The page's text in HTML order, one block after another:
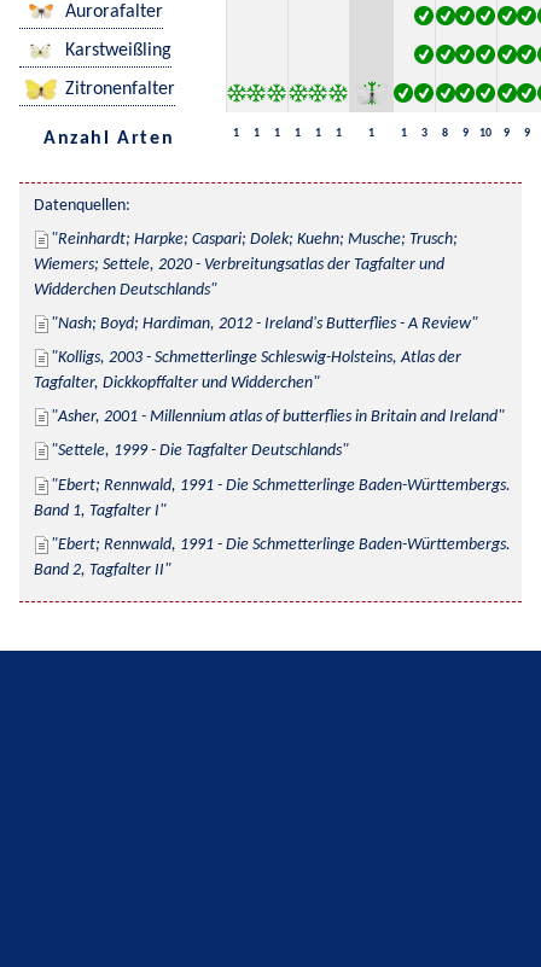
Aurorafalter
Karstweißling
Zitronenfalter
Anzahl Arten 1 1 1 1 1 1 1 1 3 8 9 10 9 9
Datenquellen:
Reinhardt; Harpke; Caspari; Dolek; Kuehn; Musche; Trusch;
Wiemers; Settele, 2020 - Verbreitungsatlas der Tagfalter und
Widderchen Deutschlands
Nash; Boyd; Hardiman, 2012 - Ireland's Butterflies - A Review
Kolligs, 2003 - Schmetterlinge Schleswig-Holsteins, Atlas der
Tagfalter, Dickkopffalter und Widderchen
Asher, 2001 - Millennium atlas of butterflies in Britain and Ireland
Settele, 1999 - Die Tagfalter Deutschlands
Ebert; Rennwald, 1991 - Die Schmetterlinge Baden-Württembergs.
Band 1, Tagfalter I
Ebert; Rennwald, 1991 - Die Schmetterlinge Baden-Württembergs.
Band 2, Tagfalter II